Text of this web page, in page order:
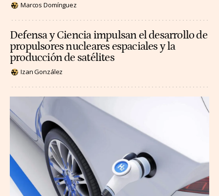
Marcos Domínguez
Defensa y Ciencia impulsan el desarrollo de
propulsores nucleares espaciales y la
producción de satélites
Izan González